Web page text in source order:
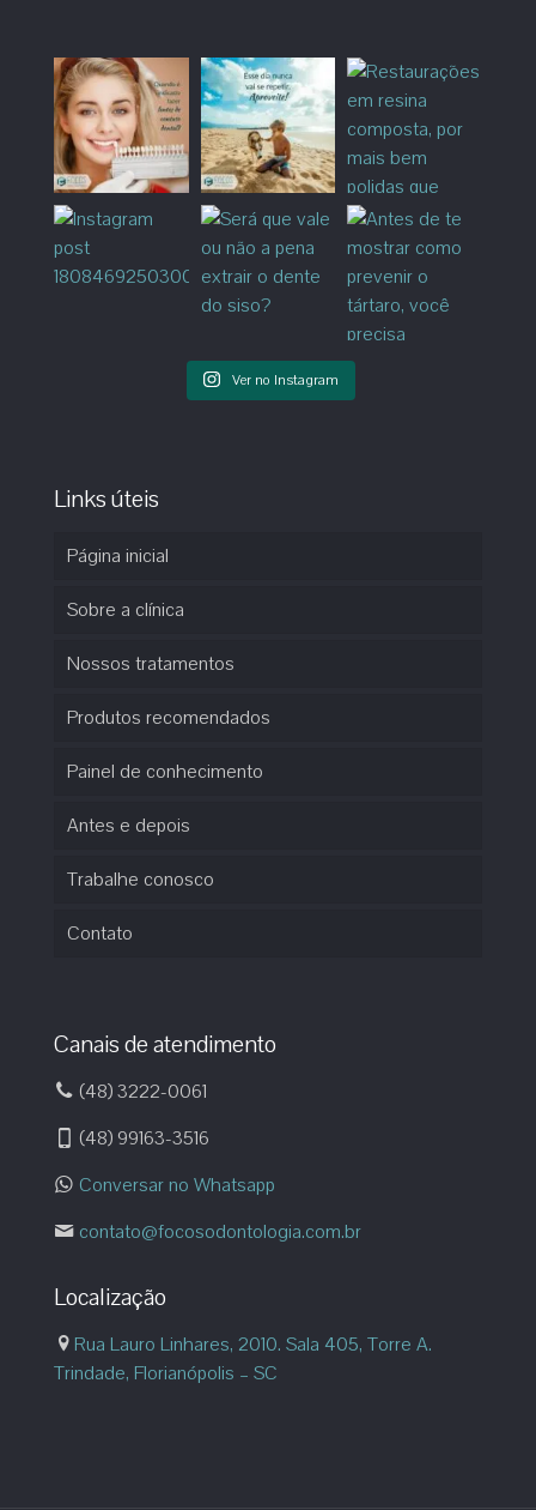
Ver no Instagram
Links úteis
Página inicial
Sobre a clínica
Nossos tratamentos
Produtos recomendados
Painel de conhecimento
Antes e depois
Trabalhe conosco
Contato
Canais de atendimento
(48) 3222-0061
(48) 99163-3516
Conversar no Whatsapp
contato@focosodontologia.com.br
Localização
Rua Lauro Linhares, 2010. Sala 405, Torre A.
Trindade, Florianópolis – SC